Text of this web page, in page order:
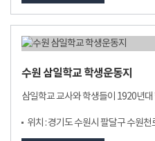
수원 삼일학교 학생운동지
삼일학교 교사와 학생들이 1920년
위치 : 경기도 수원시 팔달구 수원천